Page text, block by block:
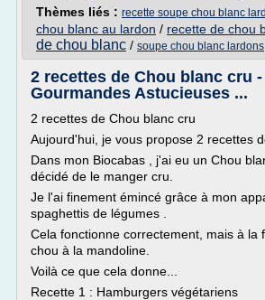
Thèmes liés : recette soupe chou blanc
chou blanc au lardon / recette de chou
de chou blanc / soupe chou blanc lardons
2 recettes de Chou blanc cru
Gourmandes Astucieuses ...
2 recettes de Chou blanc cru
Aujourd'hui, je vous propose 2 recettes
Dans mon Biocabas , j'ai eu un Chou
décidé de le manger cru.
Je l'ai finement émincé grâce à mon
spaghettis de légumes .
Cela fonctionne correctement, mais à la
chou à la mandoline.
Voilà ce que cela donne...
Recette 1 : Hamburgers végétariens